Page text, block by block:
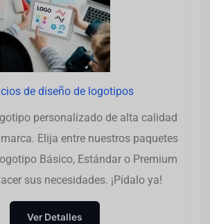
de diseño de logotipos
personalizado de alta calidad
Elija entre nuestros paquetes
Básico, Estándar o Premium
sus necesidades. ¡Pídalo ya!
Ver Detalles